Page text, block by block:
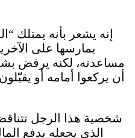
إنه يشعر بأنه يمتلك
يمارسها على
مساعدته، لكنه يرفض
أن يركعوا أمامه أو
شخصية هذا الرجل
الذي يجعله يدفع